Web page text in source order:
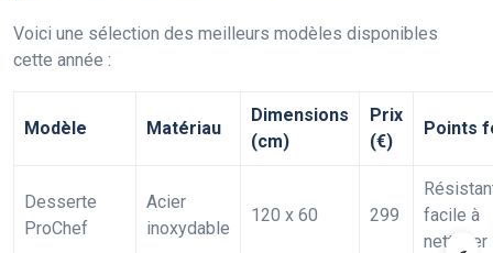
Voici une sélection des meilleurs modèles disponibles
cette année :
Modèle Matériau
Dimensions
(cm)
Prix
(€)
Points
Desserte
ProChef
Acier
inoxydable
120 x 60 299
facile à
nettoyer